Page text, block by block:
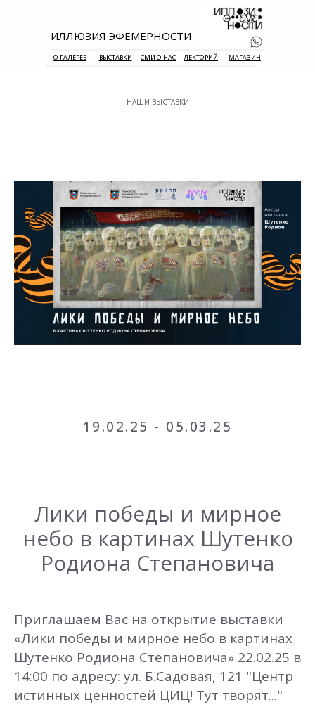
МАГАЗИН
ЛЕКТОРИЙ
СМИ О НАС
ВЫСТАВКИ
О ГАЛЕРЕЕ
ИЛЛЮЗИЯ ЭФЕМЕРНОСТИ
+7 938 177
55
НАШИ ВЫСТАВКИ
19.02.25 - 05.03.25
Лики победы и мирное
небо в картинах Шутенко
Родиона Степановича
Приглашаем Вас на открытие выставки
«Лики победы и мирное небо в картинах
Шутенко Родиона Степановича» 22.02.25 в
14:00 по адресу: ул. Б.Садовая, 121 "Центр
истинных ценностей ЦИЦ! Тут творят..."